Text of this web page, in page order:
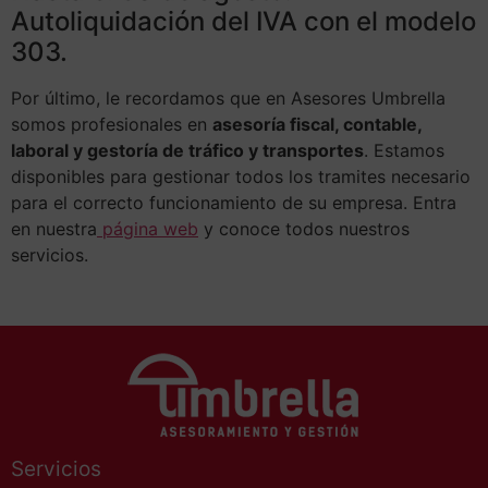
Autoliquidación del IVA con el modelo
303.
Por último, le recordamos que en Asesores Umbrella
somos profesionales en asesoría fiscal, contable,
laboral y gestoría de tráfico y transportes. Estamos
disponibles para gestionar todos los tramites necesario
para el correcto funcionamiento de su empresa. Entra
en nuestra página web y conoce todos nuestros
servicios.
Servicios